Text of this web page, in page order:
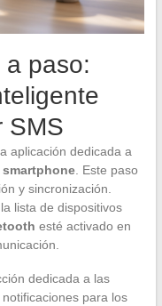
paso:
SMS
aplicación dedicada a
smartphone. Este paso
y sincronización.
lista de dispositivos
esté activado en
dedicada a las
para los